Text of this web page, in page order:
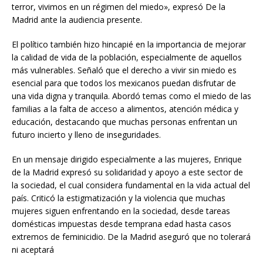
terror, vivimos en un régimen del miedo», expresó De la
Madrid ante la audiencia presente.
El político también hizo hincapié en la importancia de mejorar
la calidad de vida de la población, especialmente de aquellos
más vulnerables. Señaló que el derecho a vivir sin miedo es
esencial para que todos los mexicanos puedan disfrutar de
una vida digna y tranquila. Abordó temas como el miedo de las
familias a la falta de acceso a alimentos, atención médica y
educación, destacando que muchas personas enfrentan un
futuro incierto y lleno de inseguridades.
En un mensaje dirigido especialmente a las mujeres, Enrique
de la Madrid expresó su solidaridad y apoyo a este sector de
la sociedad, el cual considera fundamental en la vida actual del
país. Criticó la estigmatización y la violencia que muchas
mujeres siguen enfrentando en la sociedad, desde tareas
domésticas impuestas desde temprana edad hasta casos
extremos de feminicidio. De la Madrid aseguró que no tolerará
ni aceptará